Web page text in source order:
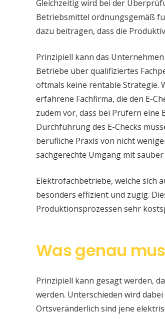
Gleichzeitig wird bei der
Betriebsmittel ordnungsgemäß
dazu beitragen, dass die
Prinzipiell kann das
Betriebe über qualifiziertes
oftmals keine rentable Strategie.
erfahrene Fachfirma, die den E-
zudem vor, dass bei Prüfern
Durchführung des E-Checks
berufliche Praxis von nicht
sachgerechte Umgang mit
Elektrofachbetriebe, welche sich
besonders effizient und zügig.
Produktionsprozessen sehr
Was genau
Prinzipiell kann gesagt werden,
werden. Unterschieden wird
Ortsveränderlich sind jene